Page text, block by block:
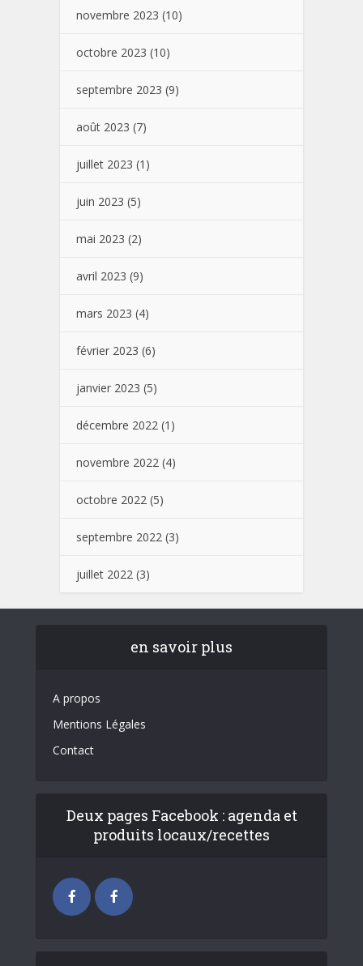
novembre 2023 (10)
octobre 2023 (10)
septembre 2023 (9)
août 2023 (7)
juillet 2023 (1)
juin 2023 (5)
mai 2023 (2)
avril 2023 (9)
mars 2023 (4)
février 2023 (6)
janvier 2023 (5)
décembre 2022 (1)
novembre 2022 (4)
octobre 2022 (5)
septembre 2022 (3)
juillet 2022 (3)
en savoir plus
A propos
Mentions Légales
Contact
Deux pages Facebook : agenda et
produits locaux/recettes